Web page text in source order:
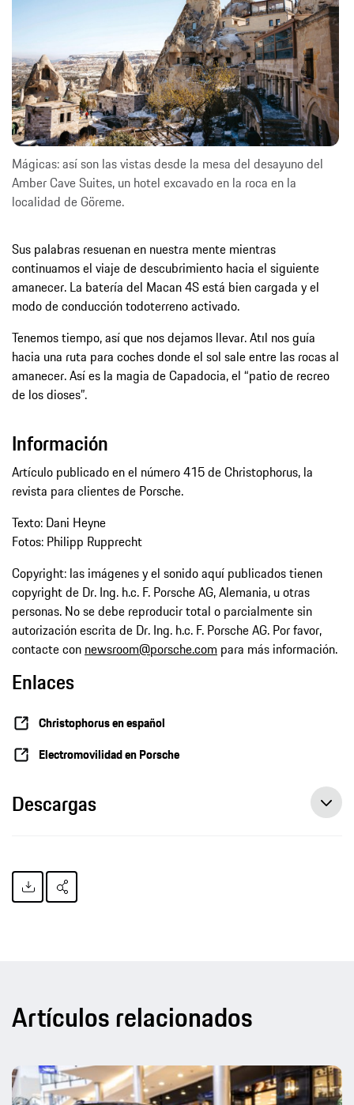
Mágicas: así son las vistas desde la mesa del desayuno del
Amber Cave Suites, un hotel excavado en la roca en la
localidad de Göreme.
Sus palabras resuenan en nuestra mente mientras
continuamos el viaje de descubrimiento hacia el siguiente
amanecer. La batería del Macan 4S está bien cargada y el
modo de conducción todoterreno activado.
Tenemos tiempo, así que nos dejamos llevar. Atıl nos guía
hacia una ruta para coches donde el sol sale entre las rocas al
amanecer. Así es la magia de Capadocia, el “patio de recreo
de los dioses”.
Información
Artículo publicado en el número 415 de Christophorus, la
revista para clientes de Porsche.
Texto: Dani Heyne
Fotos: Philipp Rupprecht
Copyright: las imágenes y el sonido aquí publicados tienen
copyright de Dr. Ing. h.c. F. Porsche AG, Alemania, u otras
personas. No se debe reproducir total o parcialmente sin
autorización escrita de Dr. Ing. h.c. F. Porsche AG. Por favor,
contacte con newsroom@porsche.com para más información.
Enlaces
Christophorus en español
Electromovilidad en Porsche
Descargas
Artículos relacionados